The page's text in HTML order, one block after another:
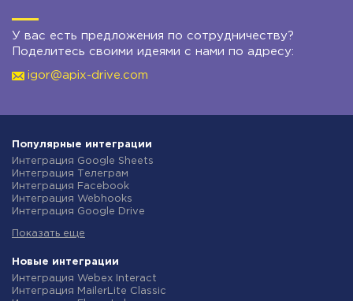
У вас есть предложения по сотрудничеству?
Поделитесь своими идеями с нами по адресу:
igor@apix-drive.com
Популярные интеграции
Интеграция Google Sheets
Интеграция Телеграм
Интеграция Facebook
Интеграция Webhooks
Интеграция Google Drive
Интеграция Gmail
Интеграция Новая Почта
Интеграция Binotel
Интеграция OpenAI (ChatGPT)
Показать еще
Новые интеграции
Интеграция Webex Interact
Интеграция MailerLite Classic